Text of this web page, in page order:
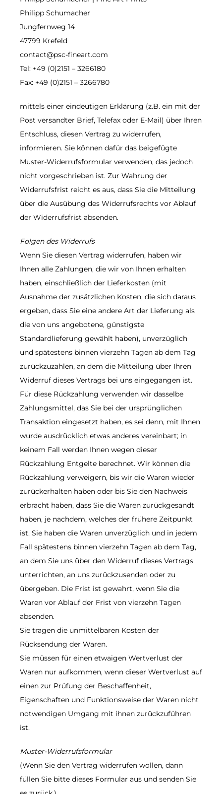
Philipp Schumacher
Jungfernweg 14
47799 Krefeld
contact@psc-fineart.com
Tel: +49 (0)2151 – 3266180
Fax: +49 (0)2151 – 3266780
mittels einer eindeutigen Erklärung (z.B. ein mit der
Post versandter Brief, Telefax oder E-Mail) über Ihren
Entschluss, diesen Vertrag zu widerrufen,
informieren. Sie können dafür das beigefügte
Muster-Widerrufsformular verwenden, das jedoch
nicht vorgeschrieben ist. Zur Wahrung der
Widerrufsfrist reicht es aus, dass Sie die Mitteilung
über die Ausübung des Widerrufsrechts vor Ablauf
der Widerrufsfrist absenden.
Folgen des Widerrufs
Wenn Sie diesen Vertrag widerrufen, haben wir
Ihnen alle Zahlungen, die wir von Ihnen erhalten
haben, einschließlich der Lieferkosten (mit
Ausnahme der zusätzlichen Kosten, die sich daraus
ergeben, dass Sie eine andere Art der Lieferung als
die von uns angebotene, günstigste
Standardlieferung gewählt haben), unverzüglich
und spätestens binnen vierzehn Tagen ab dem Tag
zurückzuzahlen, an dem die Mitteilung über Ihren
Widerruf dieses Vertrags bei uns eingegangen ist.
Für diese Rückzahlung verwenden wir dasselbe
Zahlungsmittel, das Sie bei der ursprünglichen
Transaktion eingesetzt haben, es sei denn, mit Ihnen
wurde ausdrücklich etwas anderes vereinbart; in
keinem Fall werden Ihnen wegen dieser
Rückzahlung Entgelte berechnet. Wir können die
Rückzahlung verweigern, bis wir die Waren wieder
zurückerhalten haben oder bis Sie den Nachweis
erbracht haben, dass Sie die Waren zurückgesandt
haben, je nachdem, welches der frühere Zeitpunkt
ist. Sie haben die Waren unverzüglich und in jedem
Fall spätestens binnen vierzehn Tagen ab dem Tag,
an dem Sie uns über den Widerruf dieses Vertrags
unterrichten, an uns zurückzusenden oder zu
übergeben. Die Frist ist gewahrt, wenn Sie die
Waren vor Ablauf der Frist von vierzehn Tagen
absenden.
Sie tragen die unmittelbaren Kosten der
Rücksendung der Waren.
Sie müssen für einen etwaigen Wertverlust der
Waren nur aufkommen, wenn dieser Wertverlust auf
einen zur Prüfung der Beschaffenheit,
Eigenschaften und Funktionsweise der Waren nicht
notwendigen Umgang mit ihnen zurückzuführen
ist.
Muster-Widerrufsformular
(Wenn Sie den Vertrag widerrufen wollen, dann
füllen Sie bitte dieses Formular aus und senden Sie